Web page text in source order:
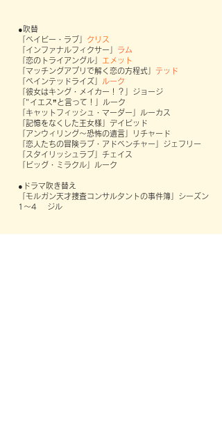
●吹替
「ベイビー・ラブ」 クリス
「インファナルフィクサー」 ラム
「恋のトライアングル」 エメット
「マッチングアプリで解く恋の方程式」 テッド
「ペインテッドライズ」
ルーク
「彼女はキング・メイカー！？」ジョージ
「"イエス”と言って！」ルーク
「キャットフィッシュ・マーダー」ルーカス
「記憶をなくした王女様」デイビッド
「アンウィリング～恐怖の遺言」リチャード
「恋人たちの冒険ラブ・アドベンチャー」ジェフリー
「スタイリッシュラブ」チェイス
​「ビッグ・ミラクル」ルーク
●ドラマ吹き替え
「モルガン天才捜査コンサルタントの事件簿」シーズン
1～4 ジル